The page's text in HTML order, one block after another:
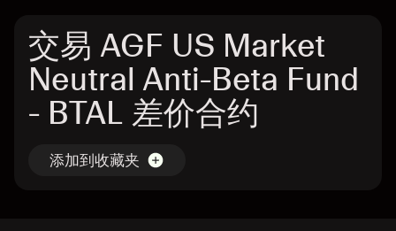
交易 AGF US Market
Neutral Anti-Beta Fund
- BTAL 差价合约
添加到收藏夹